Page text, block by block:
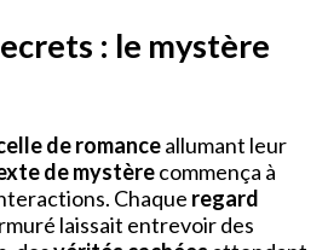
: le mystère
de romanceallumant leur
de mystèrecommença à
Chaque regard
laissait entrevoir des